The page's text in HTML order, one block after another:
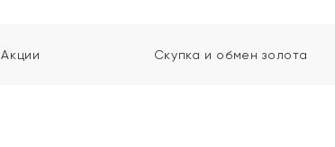
Акции Скупка и обмен золота